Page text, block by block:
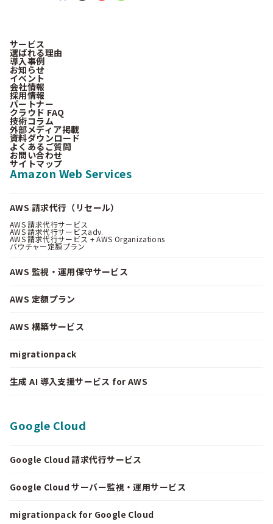
サービス
選ばれる理由
導入事例
お知らせ
イベント
会社情報
採用情報
パートナー
クラウド FAQ
技術コラム
外部メディア掲載
資料ダウンロード
よくあるご質問
お問い合わせ
サイトマップ
Amazon Web Services
AWS 請求代行（リセール）
AWS 請求代行サービス
AWS 請求代行サービスadv.
AWS 請求代行サービス + AWS Organizations
バウチャー定額プラン
AWS 監視・運用保守サービス
AWS 定額プラン
AWS 構築サービス
migrationpack
生成 AI 導入支援サービス for AWS
Google Cloud
Google Cloud 請求代行サービス
Google Cloud サーバー監視・運用サービス
migrationpack for Google Cloud